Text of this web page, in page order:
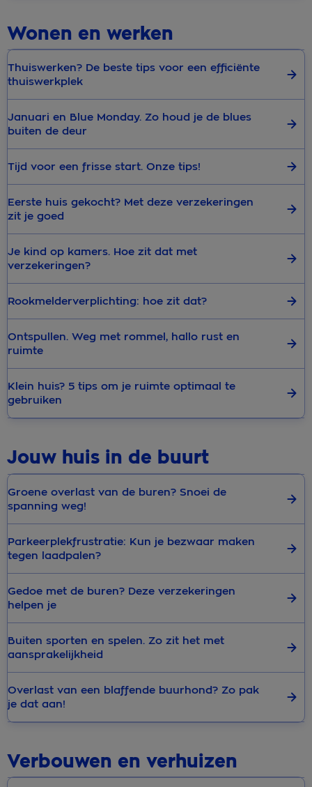
Wonen en werken
Thuiswerken? De beste tips voor een efficiënte
thuiswerkplek
Januari en Blue Monday. Zo houd je de blues
buiten de deur
Tijd voor een frisse start. Onze tips!
Eerste huis gekocht? Met deze verzekeringen
zit je goed
Je kind op kamers. Hoe zit dat met
verzekeringen?
Rookmelderverplichting: hoe zit dat?
Ontspullen. Weg met rommel, hallo rust en
ruimte
Klein huis? 5 tips om je ruimte optimaal te
gebruiken
Jouw huis in de buurt
Groene overlast van de buren? Snoei de
spanning weg!
Parkeerplekfrustratie: Kun je bezwaar maken
tegen laadpalen?
Gedoe met de buren? Deze verzekeringen
helpen je
Buiten sporten en spelen. Zo zit het met
aansprakelijkheid
Overlast van een blaffende buurhond? Zo pak
je dat aan!
Verbouwen en verhuizen